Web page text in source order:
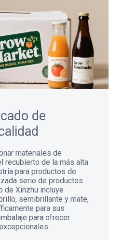
de
materiales de
recubierto de la más alta
para productos de
serie de productos
de Xinzhu incluye
semibrillante y mate,
para sus
para ofrecer